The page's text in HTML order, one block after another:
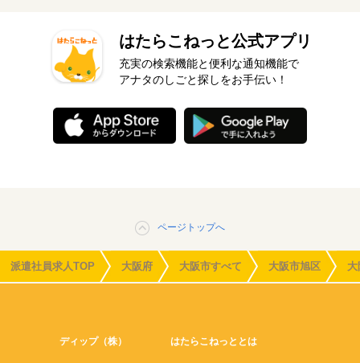
はたらこねっと公式アプリ
充実の検索機能と便利な通知機能で
アナタのしごと探しをお手伝い！
ページトップへ
派遣社員求人TOP 大阪府 大阪市すべて 大阪市旭区
ディップ（株） はたらこねっととは